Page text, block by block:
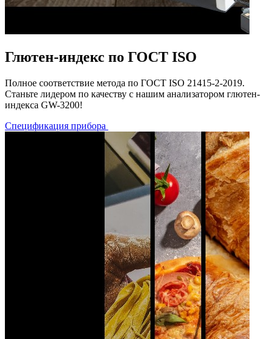
Глютен-индекс по ГОСТ ISO
Полное соответствие метода по ГОСТ ISO 21415-2-2019.
Станьте лидером по качеству с нашим анализатором глютен-
индекса GW-3200!
Спецификация прибора